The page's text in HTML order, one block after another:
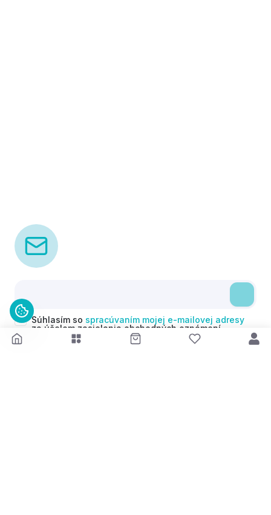
Súhlasím so spracúvaním mojej e-mailovej adresy
za účelom zasielania obchodných oznámení
(newsletterov) v súlade s čl. 6 ods. 1 písm. a)
Nariadenia GDPR. Svoj súhlas môžem kedykoľvek